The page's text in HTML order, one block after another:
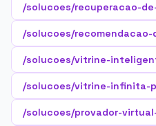
/solucoes/recuperacao-
/solucoes/
/solucoes/vitrine-
/solucoes/vitrine-infinita-
/solucoes/provador-